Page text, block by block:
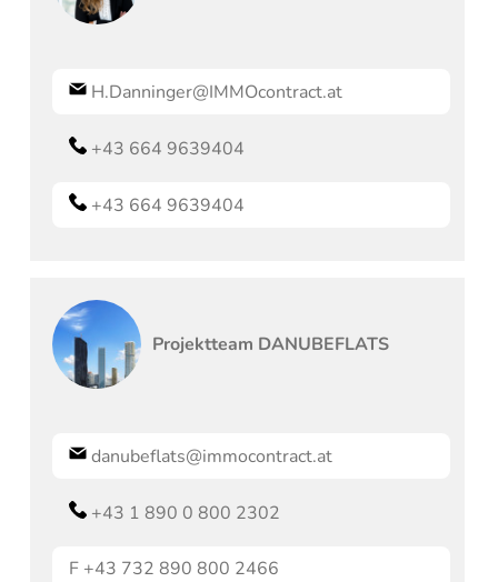
H.Danninger@IMMOcontract.at
+43 664 9639404
+43 664 9639404
Projektteam DANUBEFLATS
danubeflats@immocontract.at
+43 1 890 0 800 2302
F +43 732 890 800 2466